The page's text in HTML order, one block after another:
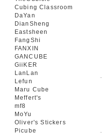
Cubing Classroom
DaYan
DianSheng
Eastsheen
FangShi
FANXIN
GANCUBE
GiiKER
LanLan
Lefun
Maru Cube
Meffert's
mf8
MoYu
Oliver's Stickers
Picube